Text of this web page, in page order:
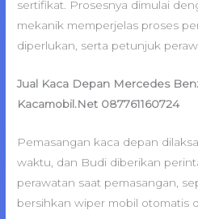
sertifikat. Prosesnya dimulai
mekanik memperjelas proses
diperlukan, serta petunjuk
Jual Kaca Depan Mercedes
Kacamobil.Net 087761160724
Pemasangan kaca depan
waktu, dan Budi diberikan
perawatan saat pemasangan,
bersihkan wiper mobil otomatis